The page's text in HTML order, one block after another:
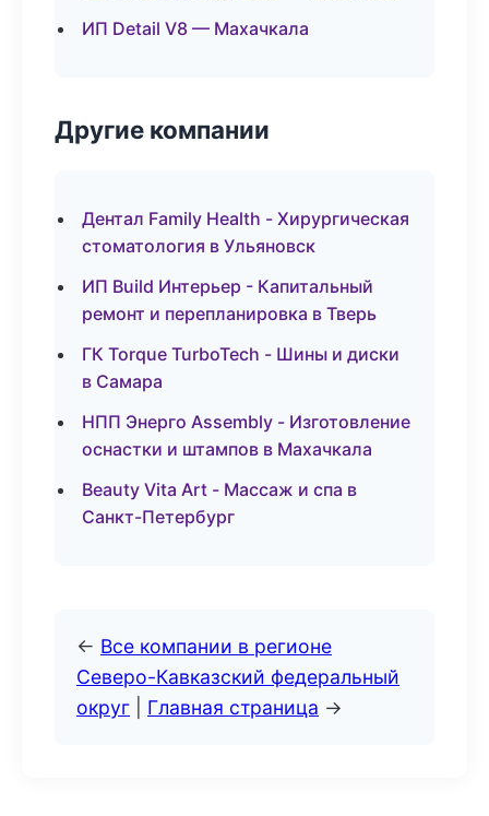
ИП Detail V8 — Махачкала
Другие компании
Дентал Family Health - Хирургическая
стоматология в Ульяновск
ИП Build Интерьер - Капитальный
ремонт и перепланировка в Тверь
ГК Torque TurboTech - Шины и диски
в Самара
НПП Энерго Assembly - Изготовление
оснастки и штампов в Махачкала
Beauty Vita Art - Массаж и спа в
Санкт-Петербург
← Все компании в регионе
Северо-Кавказский федеральный
округ
Главная страница →